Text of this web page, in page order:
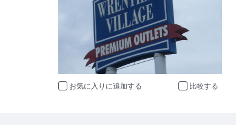
お気に入りに追加 比較